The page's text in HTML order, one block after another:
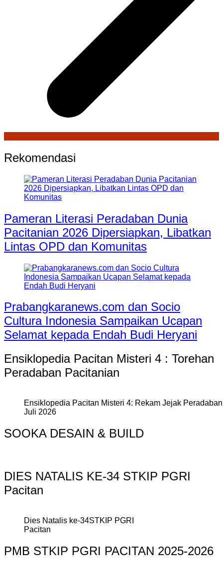
Rekomendasi
Pameran Literasi Peradaban Dunia
Pacitanian 2026 Dipersiapkan, Libatkan
Lintas OPD dan Komunitas
Prabangkaranews.com dan Socio
Cultura Indonesia Sampaikan Ucapan
Selamat kepada Endah Budi Heryani
Ensiklopedia Pacitan Misteri 4 : Torehan
Peradaban Pacitanian
Ensiklopedia Pacitan Misteri 4: Rekam Jejak
Juli 2026
SOOKA DESAIN & BUILD
DIES NATALIS KE-34 STKIP PGRI
Pacitan
Dies Natalis ke-34STKIP PGRI
Pacitan
PMB STKIP PGRI PACITAN 2025-2026